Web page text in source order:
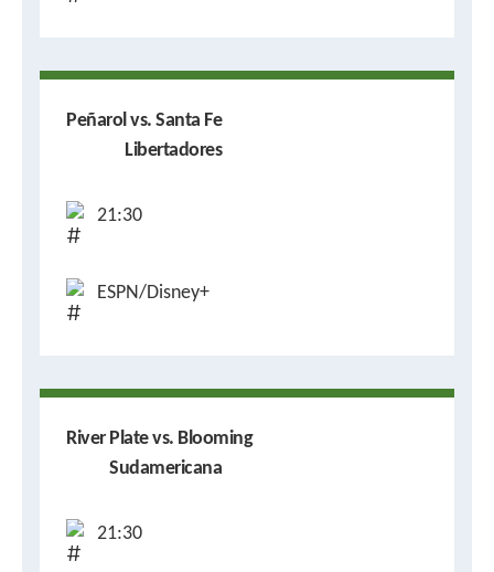
Peñarol vs. Santa Fe
Libertadores
21:30
ESPN/Disney+
River Plate vs. Blooming
Sudamericana
21:30